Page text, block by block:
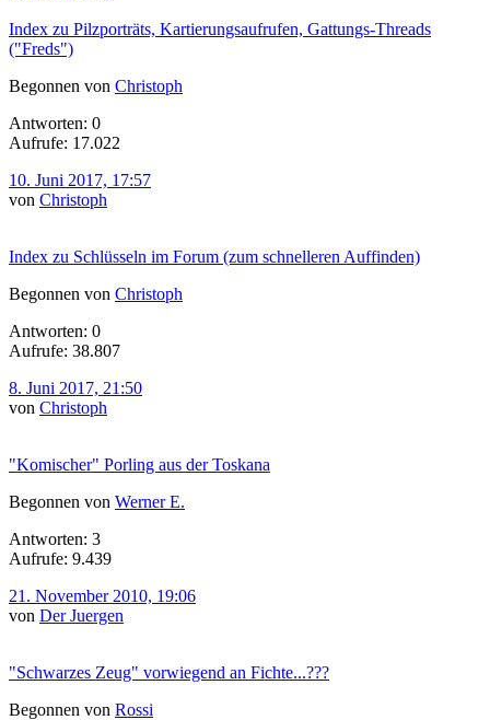
Index zu Pilzporträts, Kartierungsaufrufen, Gattungs-Threads
("Freds")
Begonnen von Christoph
Antworten: 0
Aufrufe: 17.022
10. Juni 2017, 17:57
von Christoph
Index zu Schlüsseln im Forum (zum schnelleren Auffinden)
Begonnen von Christoph
Antworten: 0
Aufrufe: 38.807
8. Juni 2017, 21:50
von Christoph
"Komischer" Porling aus der Toskana
Begonnen von Werner E.
Antworten: 3
Aufrufe: 9.439
21. November 2010, 19:06
von Der Juergen
"Schwarzes Zeug" vorwiegend an Fichte...???
Begonnen von Rossi